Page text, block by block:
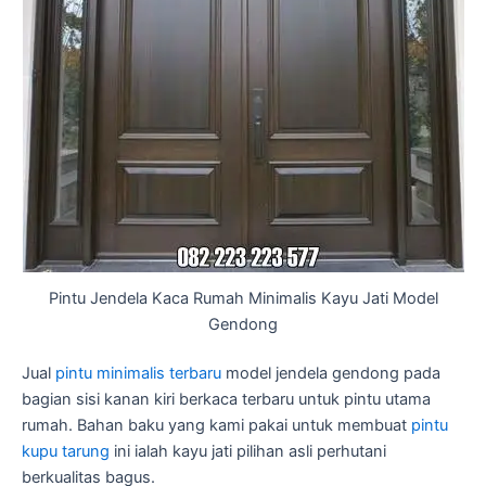
Pintu Jendela Kaca Rumah Minimalis Kayu Jati Model
Gendong
Jual pintu minimalis terbaru model jendela gendong pada
bagian sisi kanan kiri berkaca terbaru untuk pintu utama
rumah. Bahan baku yang kami pakai untuk membuat pintu
kupu tarung ini ialah kayu jati pilihan asli perhutani
berkualitas bagus.